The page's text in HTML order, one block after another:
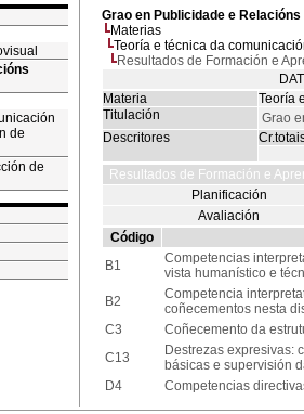
de
de
Grao en Publicidade e
Materias
Teoría e técnica da
Resultados de Formación e
Materia
Teoría
Titulación
Grao
Descritores
Resultados de Formación e
Planificación
Avaliación
Código
B1
Competencias
vista humanístico e
B2
Competencia
coñecementos nesta
C3
Coñecemento da
C13
Destrezas expresivas:
básicas e supervisión
D4
Competencias